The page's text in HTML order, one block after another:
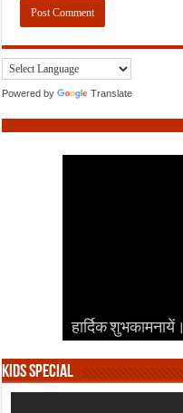
Powered by Translate
हार्दिक शुभकामनायें।
हार्दिक शुभकामनायें।
हार्दिक शुभकामनायें।
हार्दिक शुभकामनायें।
हार्दिक शुभकामनायें।
Kids Special